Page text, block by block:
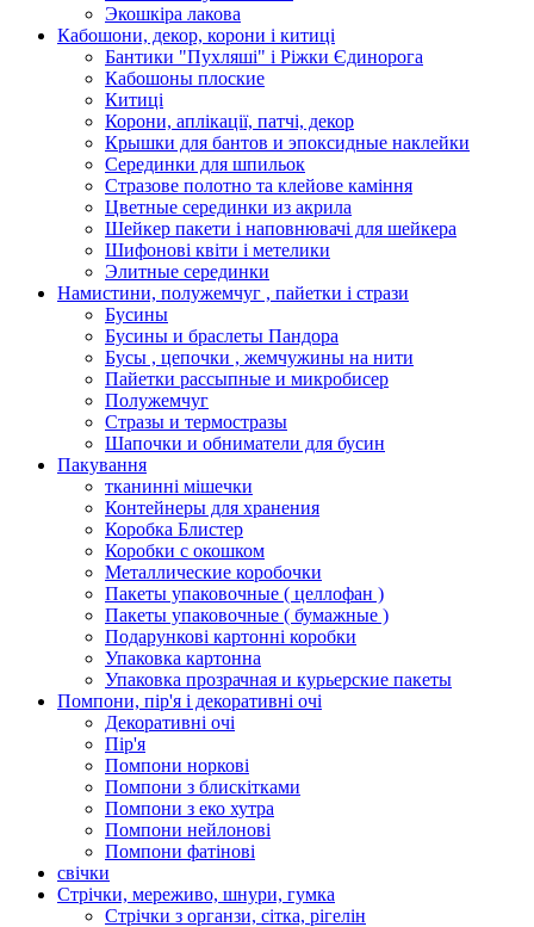
Экошкiра лакова
Кабошони, декор, корони і китиці
Бантики "Пухляші" і Ріжки Єдинорога
Кабошоны плоские
Китиці
Корони, аплікації, патчі, декор
Крышки для бантов и эпоксидные наклейки
Серединки для шпильок
Стразове полотно та клейове каміння
Цветные серединки из акрила
Шейкер пакети і наповнювачі для шейкера
Шифонові квіти і метелики
Элитные серединки
Намистини, полужемчуг , пайетки і стрази
Бусины
Бусины и браслеты Пандора
Бусы , цепочки , жемчужины на нити
Пайетки рассыпные и микробисер
Полужемчуг
Стразы и термостразы
Шапочки и обниматели для бусин
Пакування
тканинні мішечки
Контейнеры для хранения
Коробка Блистер
Коробки с окошком
Металлические коробочки
Пакеты упаковочные ( целлофан )
Пакеты упаковочные ( бумажные )
Подарункові картонні коробки
Упаковка картонна
Упаковка прозрачная и курьерские пакеты
Помпони, пір'я і декоративні очі
Декоративні очі
Пір'я
Помпони норкові
Помпони з блискітками
Помпони з еко хутра
Помпони нейлонові
Помпони фатінові
свічки
Стрічки, мереживо, шнури, гумка
Стрічки з органзи, сітка, рігелін